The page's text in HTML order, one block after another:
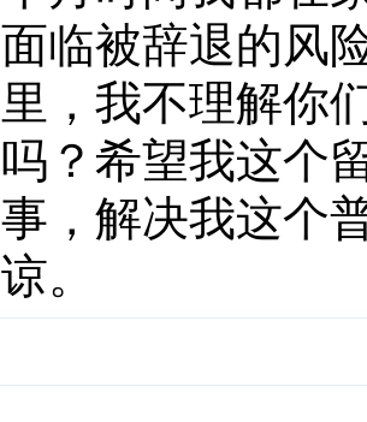
面临被辞退的风
里，我不理解你
吗？希望我这个
事，解决我这个
谅。